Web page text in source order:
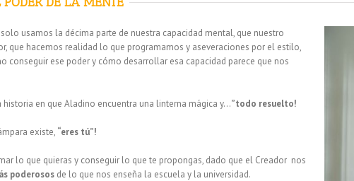
usamos la décima parte de nuestra capacidad mental, que nuestro
que hacemos realidad lo que programamos y aseveraciones por el estilo,
conseguir ese poder y cómo desarrollar esa capacidad parece que nos
en que Aladino encuentra una linterna mágica y…”todo resuelto!
existe, “eres tú”!
lo que quieras y conseguir lo que te propongas, dado que el Creador nos
poderosos de lo que nos enseña la escuela y la universidad.